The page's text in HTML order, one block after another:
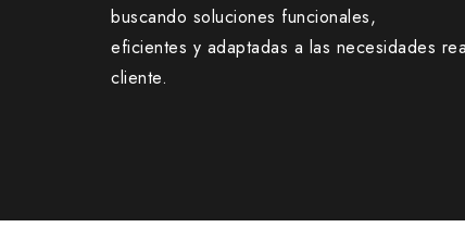
buscando soluciones funcionales,
eficientes y adaptadas a las necesidades
cliente.